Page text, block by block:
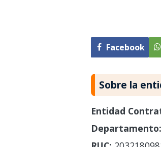
Facebook
Sobre la
Entidad
Departamento: